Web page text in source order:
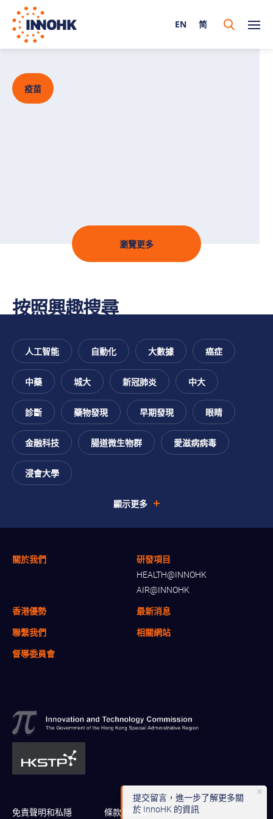
跳
至
主
要
內
容
跳
過
尋
找
您
的
興
跳
頁
腳
EN 简
You
are
interested
提交留言，進一步了解更多關
於 InnoHK 的資訊
疫苗
瀏覽更多
按照興趣搜尋
人工智能 自動化 大數據 癌症
中藥 城大 新冠肺炎 中大
診斷 藥物發現 早期發現 眼睛
金融科技 腸道微生物群 愛滋病病毒
浸會大學
顯示更多
關於我們
研發項目
HEALTH@INNOHK
AIR@INNOHK
香港優勢
最新消息
聯繫我們
相關網站
督導委員會
免責聲明和私隱 條款及細則